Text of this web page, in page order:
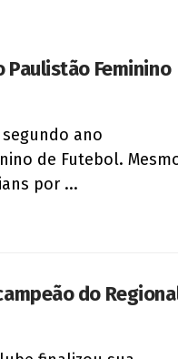
Paulistão Feminino
ano
de Futebol.
por ...
do